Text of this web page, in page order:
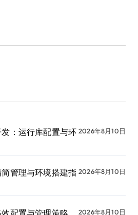
：运行库配置与环 2026年8月10日
管理与环境搭建指 2026年8月10日
配置与管理策略 2026年8月10日